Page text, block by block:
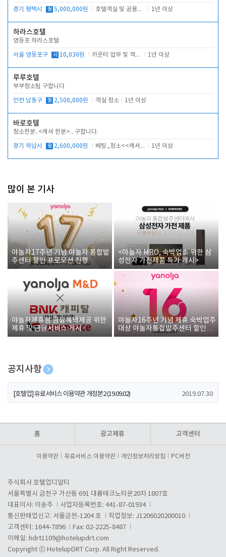
경기 평택시 월 5,000,000원 호텔객실 및 공용시설 청소 관리 1년 이상
하라스호텔
영등포 하라스호텔
서울 영등포구 시 10,030원 카운터 업무 및 객실관리(청소상태 확인, 객실판매) 1년 이상
루루호텔
부부청소팀 구합니다
인천 남동구 월 2,500,000원 객실 청소 1년 이상
바로호텔
청소한분..<캐셔 한분>.. 구합니다.
경기 하남시 월 2,600,000원 베팅.,청소<<캐셔 모셔봅니다. 1년 이상
많이 본 기사
야놀자17주년 기념 야놀자 통합발
주센터 할인 프로모션 진행
<야놀자 MRO, 숙박업소 위한 삼
성전자 가전제품 특가 개시>
야놀자제휴점 금융혜택제공 위한
제휴 및 금융서비스 게시
야놀자16주년 기념 제휴 숙박업주
대상 야놀자통합발주센터 할인쿠
폰 증정
공지사항
[호텔업] 개인정보 처리방침 개정본1 (19.09.02)
[호텔업] 유료서비스 이용약관 개정본2 (19.09.02) 2019.07.30
홈 광고제휴 고객센터
이용약관 유료서비스 이용약관 개인정보처리방침 PC버전
주식회사 호텔업디알티
서울특별시 금천구 가산동 691 대륭테크노타운20차 1807호
대표이사: 이송주
사업자등록번호: 441-87-01934
통신판매업신고: 서울금천-1204 호
직업정보: J1206020200010
고객센터: 1644-7896
Fax: 02-2225-8487
이메일: hdrt1109@hotelupdrt.com
Copyright ⓒ HotelupDRT Corp. All Right Reserved.